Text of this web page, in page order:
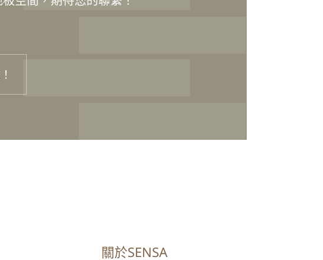
關於SENSA